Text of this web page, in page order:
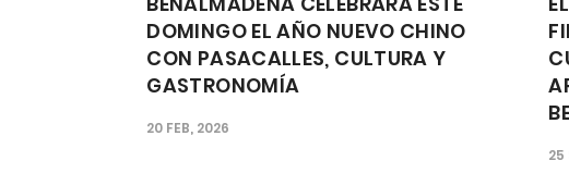
FIN DE SEMANA LA FIESTA GAUCHA:
CULTURA, MÚSICA Y GASTRONOMÍA
ARGENTINA EN EL CORAZÓN DE